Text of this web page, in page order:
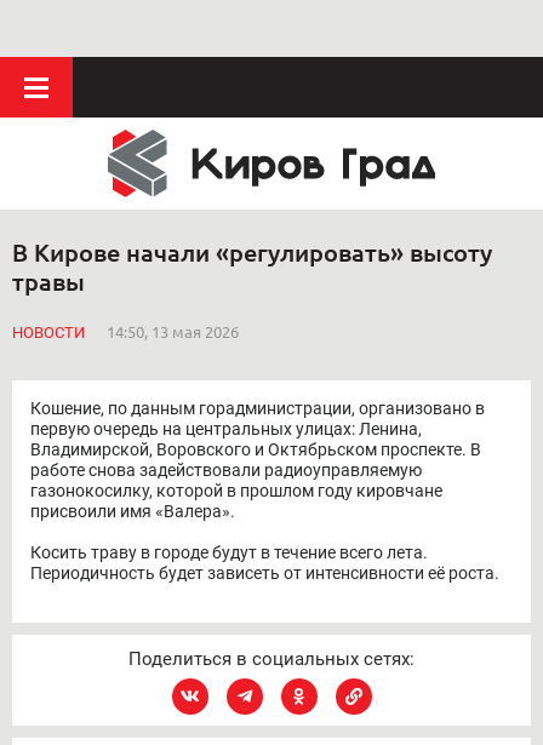
В Кирове начали «регулировать» высоту
травы
НОВОСТИ 14:50, 13 мая 2026
Кошение, по данным горадминистрации, организовано в
первую очередь на центральных улицах: Ленина,
Владимирской, Воровского и Октябрьском проспекте. В
работе снова задействовали радиоуправляемую
газонокосилку, которой в прошлом году кировчане
присвоили имя «Валера».
Косить траву в городе будут в течение всего лета.
Периодичность будет зависеть от интенсивности её роста.
Поделиться в социальных сетях: